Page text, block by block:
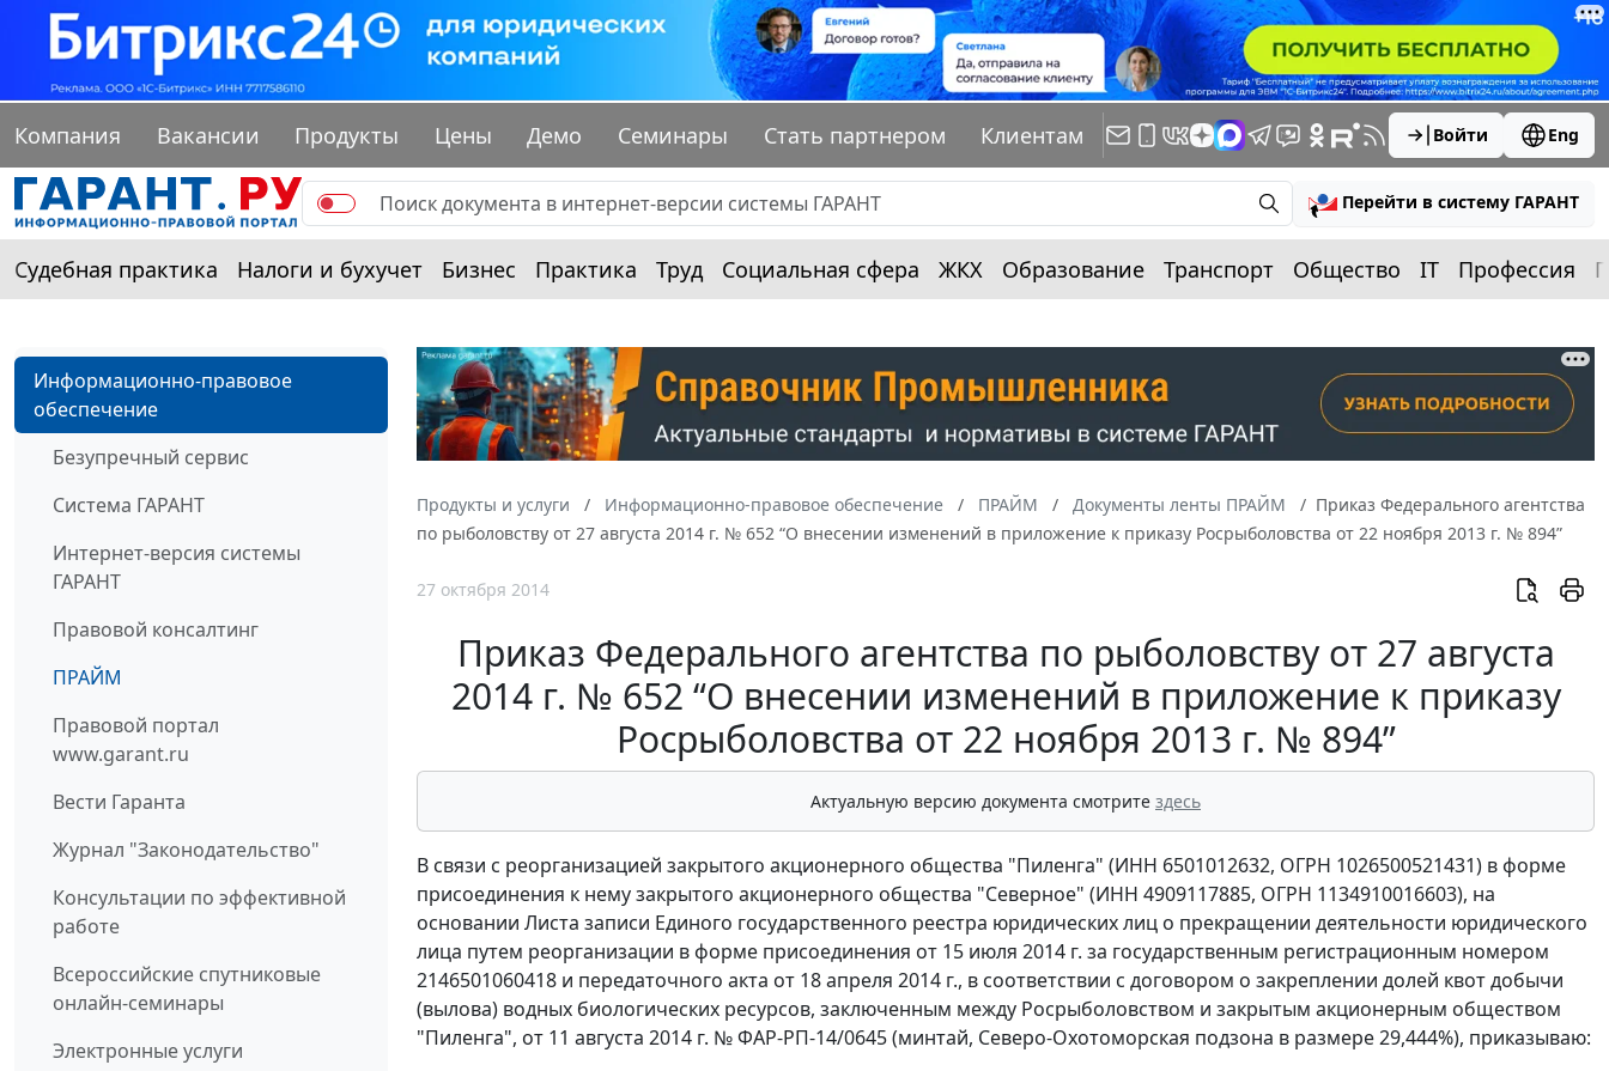
Компания Вакансии Продукты Цены Демо Семинары Стать партнером Клиентам Войти Eng
Перейти в систему ГАРАНТ
Судебная практика Налоги и бухучет Бизнес Практика Труд Социальная сфера ЖКХ Образование Транспорт Общество IT Профессия
Информационно-правовое
обеспечение
Безупречный сервис
Система ГАРАНТ
Интернет-версия системы
ГАРАНТ
Правовой консалтинг
ПРАЙМ
Правовой портал
www.garant.ru
Вести Гаранта
Журнал "Законодательство"
Консультации по эффективной
работе
Всероссийские спутниковые
онлайн-семинары
Электронные услуги
Продукты и услуги Информационно-правовое обеспечение ПРАЙМ Документы ленты ПРАЙМ
Приказ Федерального агентства
по рыболовству от 27 августа 2014 г. № 652 “О внесении изменений в приложение к приказу Росрыболовства от 22 ноября 2013 г. № 894”
27 октября 2014
Приказ Федерального агентства по рыболовству от 27 августа
2014 г. № 652 “О внесении изменений в приложение к приказу
Росрыболовства от 22 ноября 2013 г. № 894”
Актуальную версию документа смотрите здесь
В связи с реорганизацией закрытого акционерного общества "Пиленга" (ИНН 6501012632, ОГРН 1026500521431) в форме
присоединения к нему закрытого акционерного общества "Северное" (ИНН 4909117885, ОГРН 1134910016603), на
основании Листа записи Единого государственного реестра юридических лиц о прекращении деятельности юридического
лица путем реорганизации в форме присоединения от 15 июля 2014 г. за государственным регистрационным номером
2146501060418 и передаточного акта от 18 апреля 2014 г., в соответствии с договором о закреплении долей квот добычи
(вылова) водных биологических ресурсов, заключенным между Росрыболовством и закрытым акционерным обществом
"Пиленга", от 11 августа 2014 г. № ФАР-РП-14/0645 (минтай, Северо-Охотоморская подзона в размере 29,444%), приказываю: